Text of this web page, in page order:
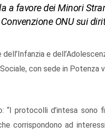
a favore dei Minori
ONU sui
e
con sede in Potenza
protocolli d’intesa sono
corrispondono ad